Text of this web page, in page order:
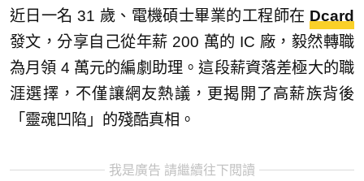
近日一名 31 歲、電機碩士畢業的工程師在 Dcard
發文，分享自己從年薪 200 萬的 IC 廠，毅然轉職
為月領 4 萬元的編劇助理。這段薪資落差極大的職
涯選擇，不僅讓網友熱議，更揭開了高薪族背後
「靈魂凹陷」的殘酷真相。
我是廣告 請繼續往下閱讀